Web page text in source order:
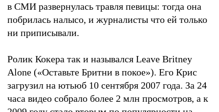
в СМИ развернулась травля певицы: тогда она
побрилась налысо, и журналисты что ей только
ни приписывали.
Ролик Кокера так и назывался Leave Britney
Alone («Оставьте Бритни в покое»). Его Крис
загрузил на ютьюб 10 сентября 2007 года. За 24
часа видео собрало более 2 млн просмотров, а к